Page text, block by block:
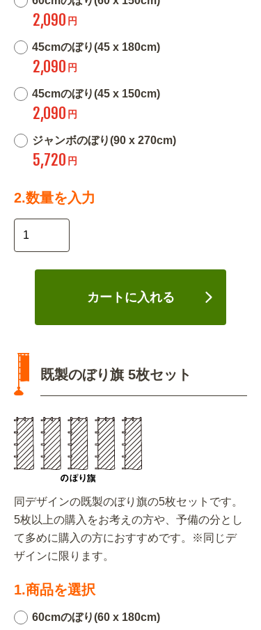
2,090 円
45cmのぼり(45 x 180cm)
2,090 円
45cmのぼり(45 x 150cm)
2,090 円
ジャンボのぼり(90 x 270cm)
5,720 円
2.数量を入力
カートに入れる
既製のぼり旗 5枚セット
同デザインの既製のぼり旗の5枚セットです。
5枚以上の購入をお考えの方や、予備の分とし
て多めに購入の方におすすめです。※同じデ
ザインに限ります。
1.商品を選択
60cmのぼり(60 x 180cm)